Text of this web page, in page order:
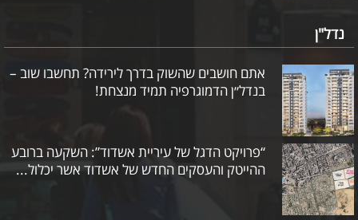
נדל"ן
אתם חושבים שהשוק בדרך לירידה? תחשבו שוב –
בנדל״ן הדמוגרפיה תמיד מנצחת!
“פרויקט הדגל של עיריית אשדוד”: השקעה ברובע
ההייטק והעסקים החדש של אשדוד אשר יכלול...